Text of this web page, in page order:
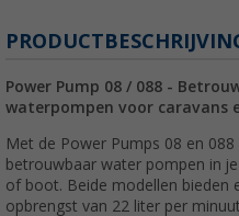
Power Pump 08 / 088 -
waterpompen voor caravans
Met de Power Pumps 08 en 088
betrouwbaar water pompen in
of boot. Beide modellen bieden
opbrengst van 22 liter per